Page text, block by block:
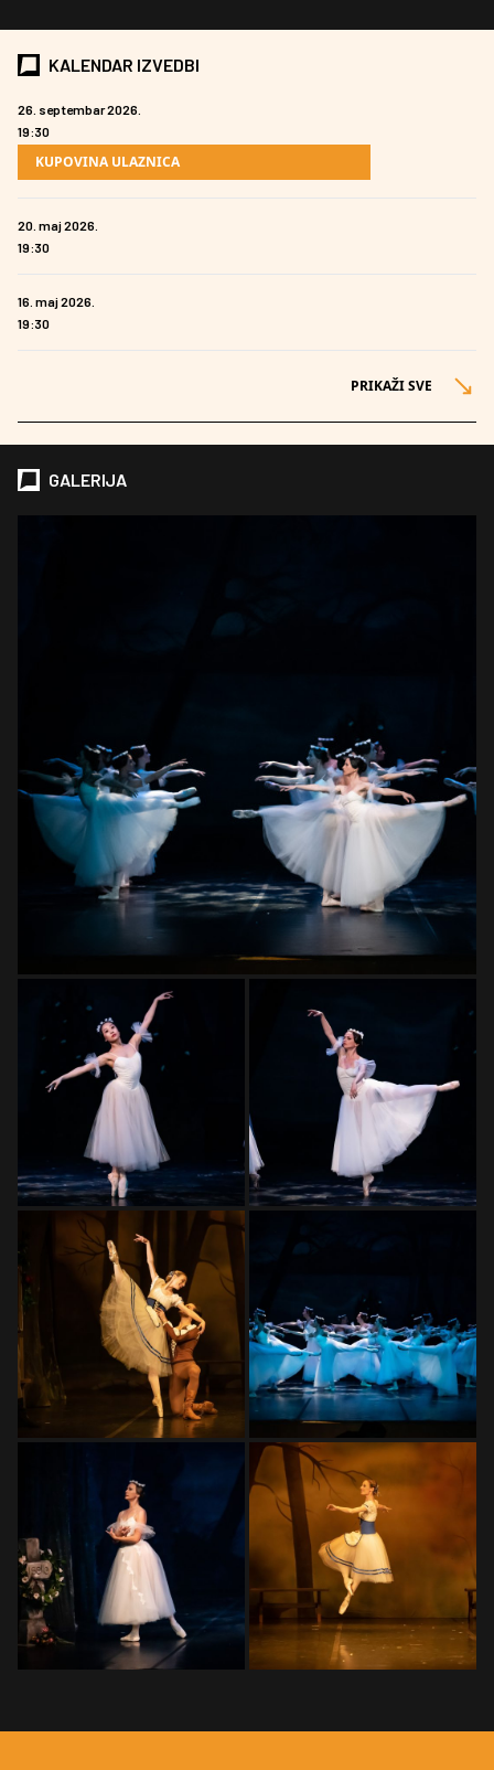
KALENDAR IZVEDBI
26. septembar 2026.
19:30
KUPOVINA ULAZNICA
20. maj 2026.
19:30
16. maj 2026.
19:30
PRIKAŽI SVE
GALERIJA